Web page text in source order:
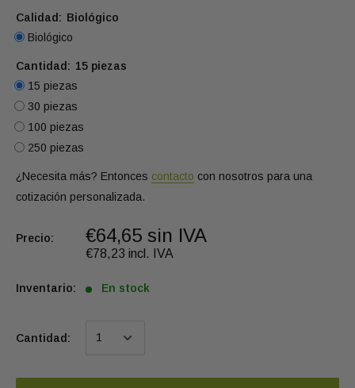
Calidad: Biológico
Biológico
Cantidad: 15 piezas
15 piezas
30 piezas
100 piezas
250 piezas
¿Necesita más? Entonces contacto con nosotros para una
cotización personalizada.
Precio: €64,65 sin IVA
€78,23 incl. IVA
Inventario: En stock
Cantidad: